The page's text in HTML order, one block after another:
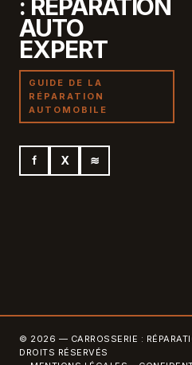
: RÉPARATION
AUTO
EXPERT
GUIDE DE LA
RÉPARATION
AUTOMOBILE
f X ≋
© 2026 — CARROSSERIE :
DROITS RÉSERVÉS